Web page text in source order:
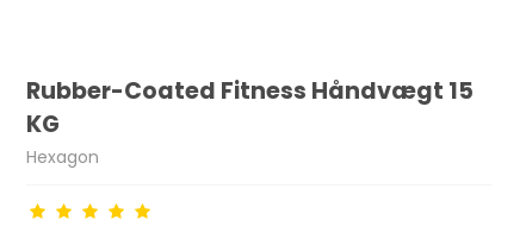
Rubber-Coated Fitness Håndvægt 15
KG
Hexagon